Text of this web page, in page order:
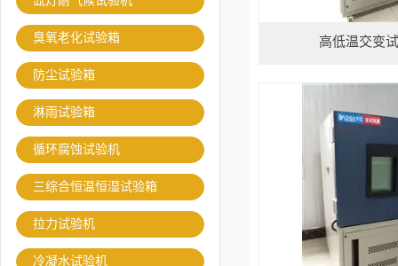
臭氧老化试验箱
防尘试验箱
淋雨试验箱
循环腐蚀试验机
三综合恒温恒湿试验箱
拉力试验机
冷凝水试验机
高低温交变